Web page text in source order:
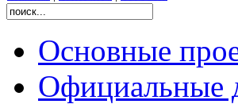
Основные
Официальные